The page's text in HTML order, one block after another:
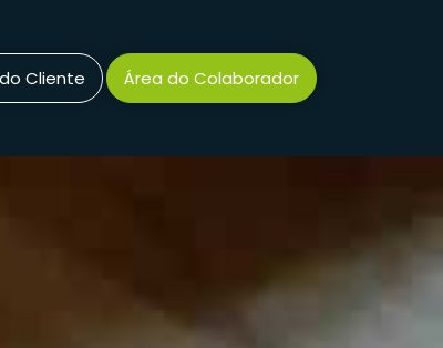
Cliente Área do Colaborador